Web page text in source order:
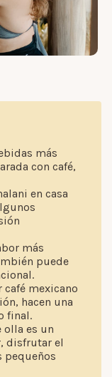
más
con café,
en casa
más
puede
café mexicano
hacen una
final.
olla es un
disfrutar el
pequeños